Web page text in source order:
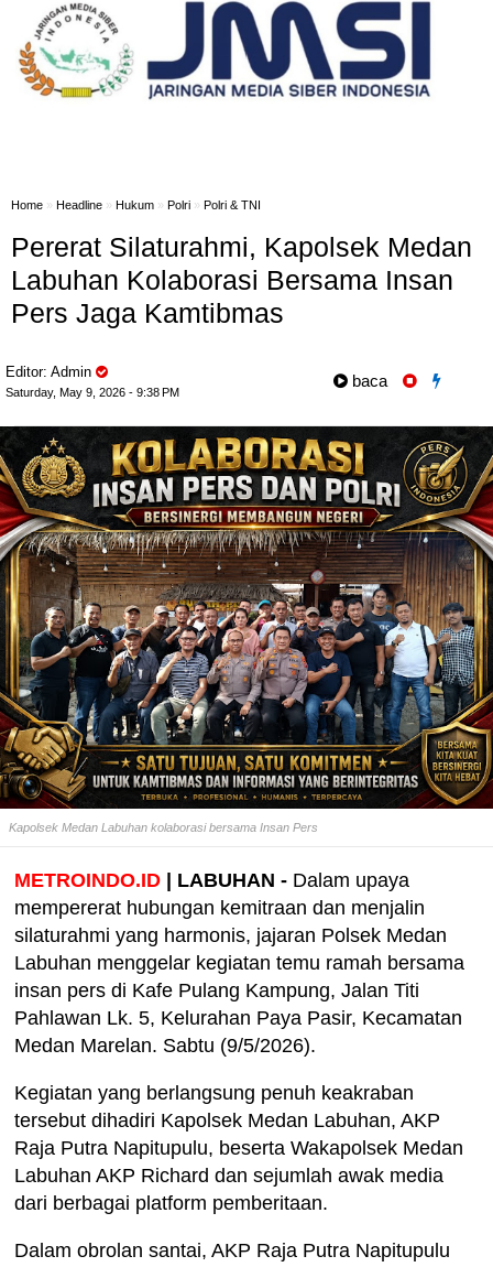
Home » Headline » Hukum » Polri » Polri & TNI
Pererat Silaturahmi, Kapolsek Medan
Labuhan Kolaborasi Bersama Insan
Pers Jaga Kamtibmas
Editor: Admin
Saturday, May 9, 2026 - 9:38 PM
baca
Kapolsek Medan Labuhan kolaborasi bersama Insan Pers
METROINDO.ID | LABUHAN - Dalam upaya
mempererat hubungan kemitraan dan menjalin
silaturahmi yang harmonis, jajaran Polsek Medan
Labuhan menggelar kegiatan temu ramah bersama
insan pers di Kafe Pulang Kampung, Jalan Titi
Pahlawan Lk. 5, Kelurahan Paya Pasir, Kecamatan
Medan Marelan. Sabtu (9/5/2026).
Kegiatan yang berlangsung penuh keakraban
tersebut dihadiri Kapolsek Medan Labuhan, AKP
Raja Putra Napitupulu, beserta Wakapolsek Medan
Labuhan AKP Richard dan sejumlah awak media
dari berbagai platform pemberitaan.
Dalam obrolan santai, AKP Raja Putra Napitupulu